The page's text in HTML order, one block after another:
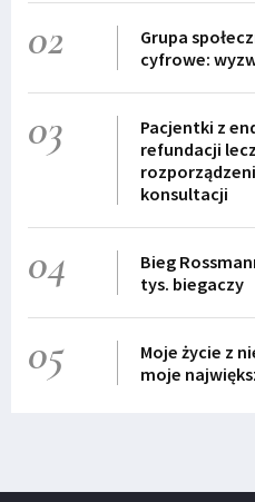
02
Grupa
cyfrowe:
03
Pacjentki z
refundacji
konsultacji
04
Bieg
tys. biegaczy
05
Moje życie z
moje